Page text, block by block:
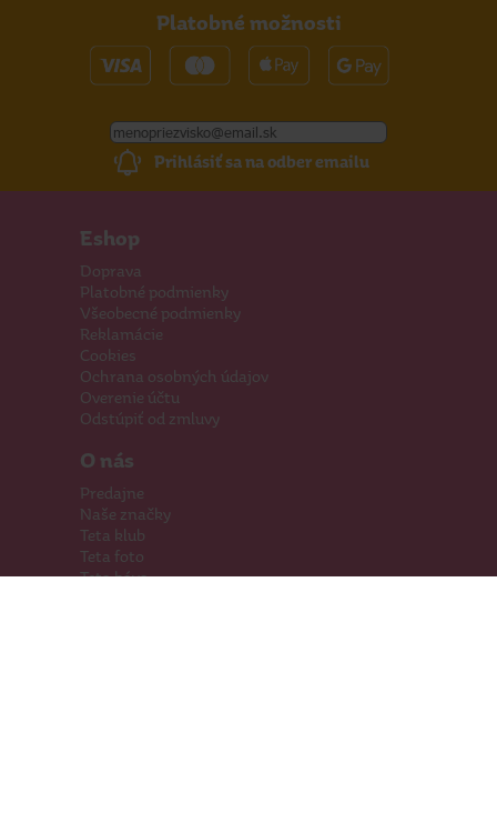
Platobné možnosti
Prihlásiť sa na odber emailu
Eshop
Doprava
Platobné podmienky
Všeobecné podmienky
Reklamácie
Cookies
Ochrana osobných údajov
Overenie účtu
Odstúpiť od zmluvy
O nás
Predajne
Naše značky
Teta klub
Teta foto
Teta káva